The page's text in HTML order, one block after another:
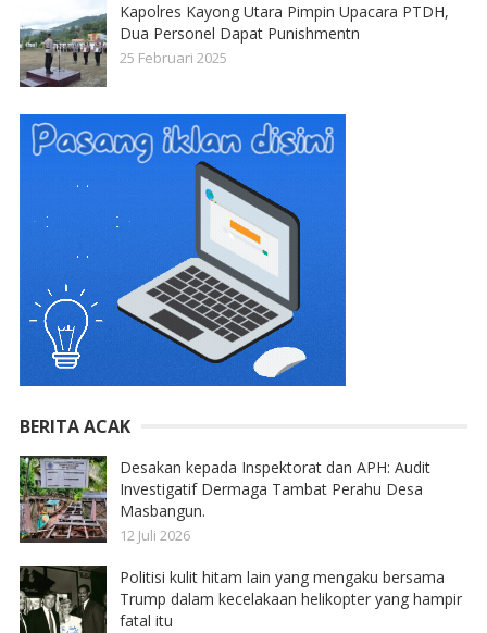
Kapolres Kayong Utara Pimpin Upacara PTDH,
Dua Personel Dapat Punishmentn
25 Februari 2025
BERITA ACAK
Desakan kepada Inspektorat dan APH: Audit
Investigatif Dermaga Tambat Perahu Desa
Masbangun.
12 Juli 2026
Politisi kulit hitam lain yang mengaku bersama
Trump dalam kecelakaan helikopter yang hampir
fatal itu